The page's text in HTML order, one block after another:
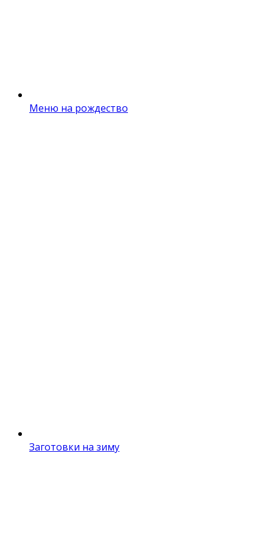
Меню на рождество
Заготовки на зиму